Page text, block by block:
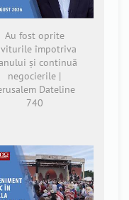
Au fost oprite
împotriva
și continuă
negocierile |
Dateline
740